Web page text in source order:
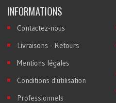
INFORMATIONS
Contactez-nous
Livraisons - Retours
Mentions légales
Conditions d'utilisation
Professionnels